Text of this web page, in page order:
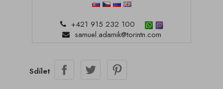
+421 915 232 100
samuel.adamik@torintn.com
Sdílet